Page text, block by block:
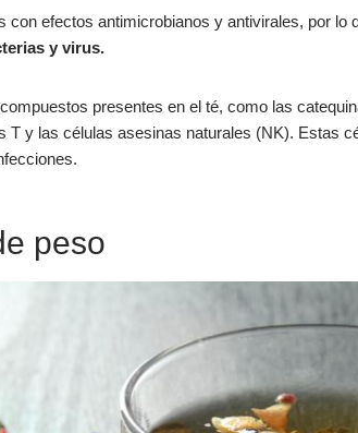
con efectos antimicrobianos y antivirales, por lo
y virus.
presentes en el té, como las
T y las células asesinas naturales (NK). Estas
peso